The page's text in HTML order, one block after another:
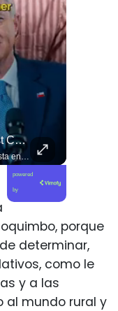
¿Existe Una Izquierda Post Capitalista En Chile?
¿Existe una izquierda post capitalista en Chile? 🤔 Esta semana tuvimos panelazo en Gobierno de Emergencia con @giordanociudadano @jpsanhuezatortella y @naticastilloabogada 🔥
powered
by
porque
determinar,
como le
y a las
al mundo rural y